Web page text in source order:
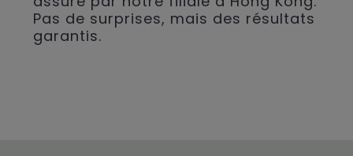
Pas de surprises, mais des résultats
garantis.